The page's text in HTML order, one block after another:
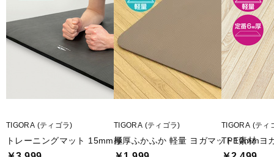
TIGORA (ティゴラ)
トレーニングマット 15mm厚
TIGORA (ティゴラ)
極厚ふかふか 軽量 ヨガマット10mm
TIGORA (ティ
TPE素材 ヨ